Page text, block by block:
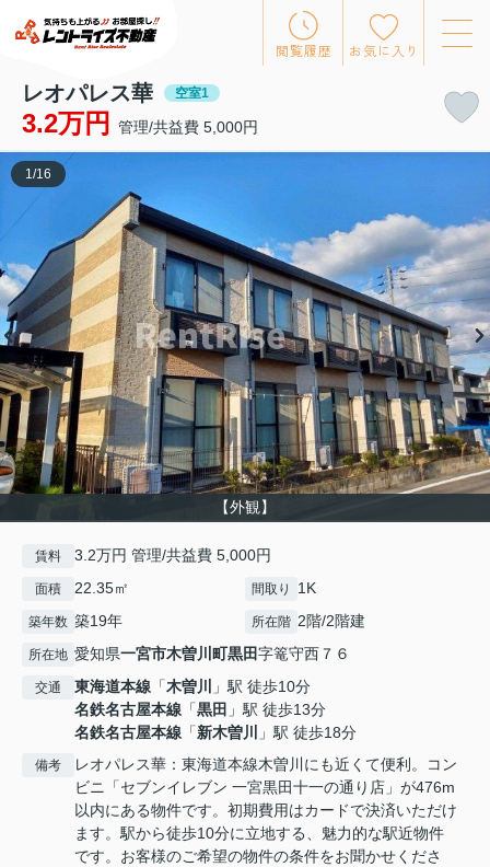
閲覧履歴 お気に入り
レオパレス華 空室1
3.2万円 管理/共益費 5,000円
【外観】
1 /16
賃料 3.2万円 管理/共益費 5,000円
面積 22.35㎡ 間取り 1K
築年数 築19年 所在階 2階/2階建
所在地 愛知県一宮市木曽川町黒田字篭守西７６
交通 東海道本線 「木曽川
」駅 徒歩10分
名鉄名古屋本線 「黒田 」駅 徒歩13分
名鉄名古屋本線 「新木曽川 」駅 徒歩18分
備考
レオパレス華：東海道本線木曽川にも近くて便利。コン
ビニ「セブンイレブン 一宮黒田十一の通り店」が476m
以内にある物件です。初期費用はカードで決済いただけ
ます。駅から徒歩10分に立地する、魅力的な駅近物件
です。お客様のご希望の物件の条件をお聞かせくださ